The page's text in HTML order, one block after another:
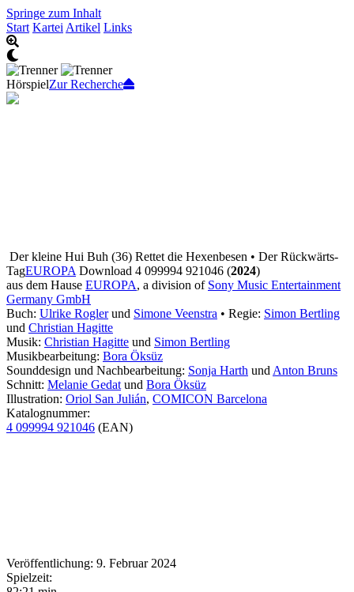
Springe zum Inhalt
Start Kartei Artikel Links
HörspielZur Recherche
Der kleine Hui Buh (36) Rettet die Hexenbesen • Der Rückwärts-
TagEUROPA Download 4 099994 921046 (2024)
aus dem Hause EUROPA, a division of Sony Music Entertainment
Germany GmbH
Buch: Ulrike Roglerund Simone Veenstra • Regie: Simon Bertling
und Christian Hagitte
Musik: Christian Hagitte und Simon Bertling
Musikbearbeitung: Bora Öksüz
Sounddesign und Nachbearbeitung: Sonja Harth und Anton Bruns
Schnitt: Melanie Gedat und Bora Öksüz
Illustration: Oriol San Julián, COMICON Barcelona
Katalognummer:
4 099994 921046 (EAN)
Veröffentlichung: 9. Februar 2024
Spielzeit: